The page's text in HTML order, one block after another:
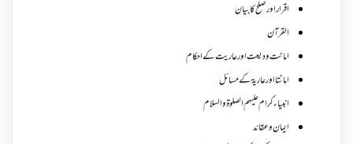
اقرار اور صلح کا بیان
القرآن
امانت ودیعت اورعاریت کے احکام
امانتا اور عاریة کے مسائل
انبیاء کرام علیہم الصلوۃ والسلام
ایمان وعقائد